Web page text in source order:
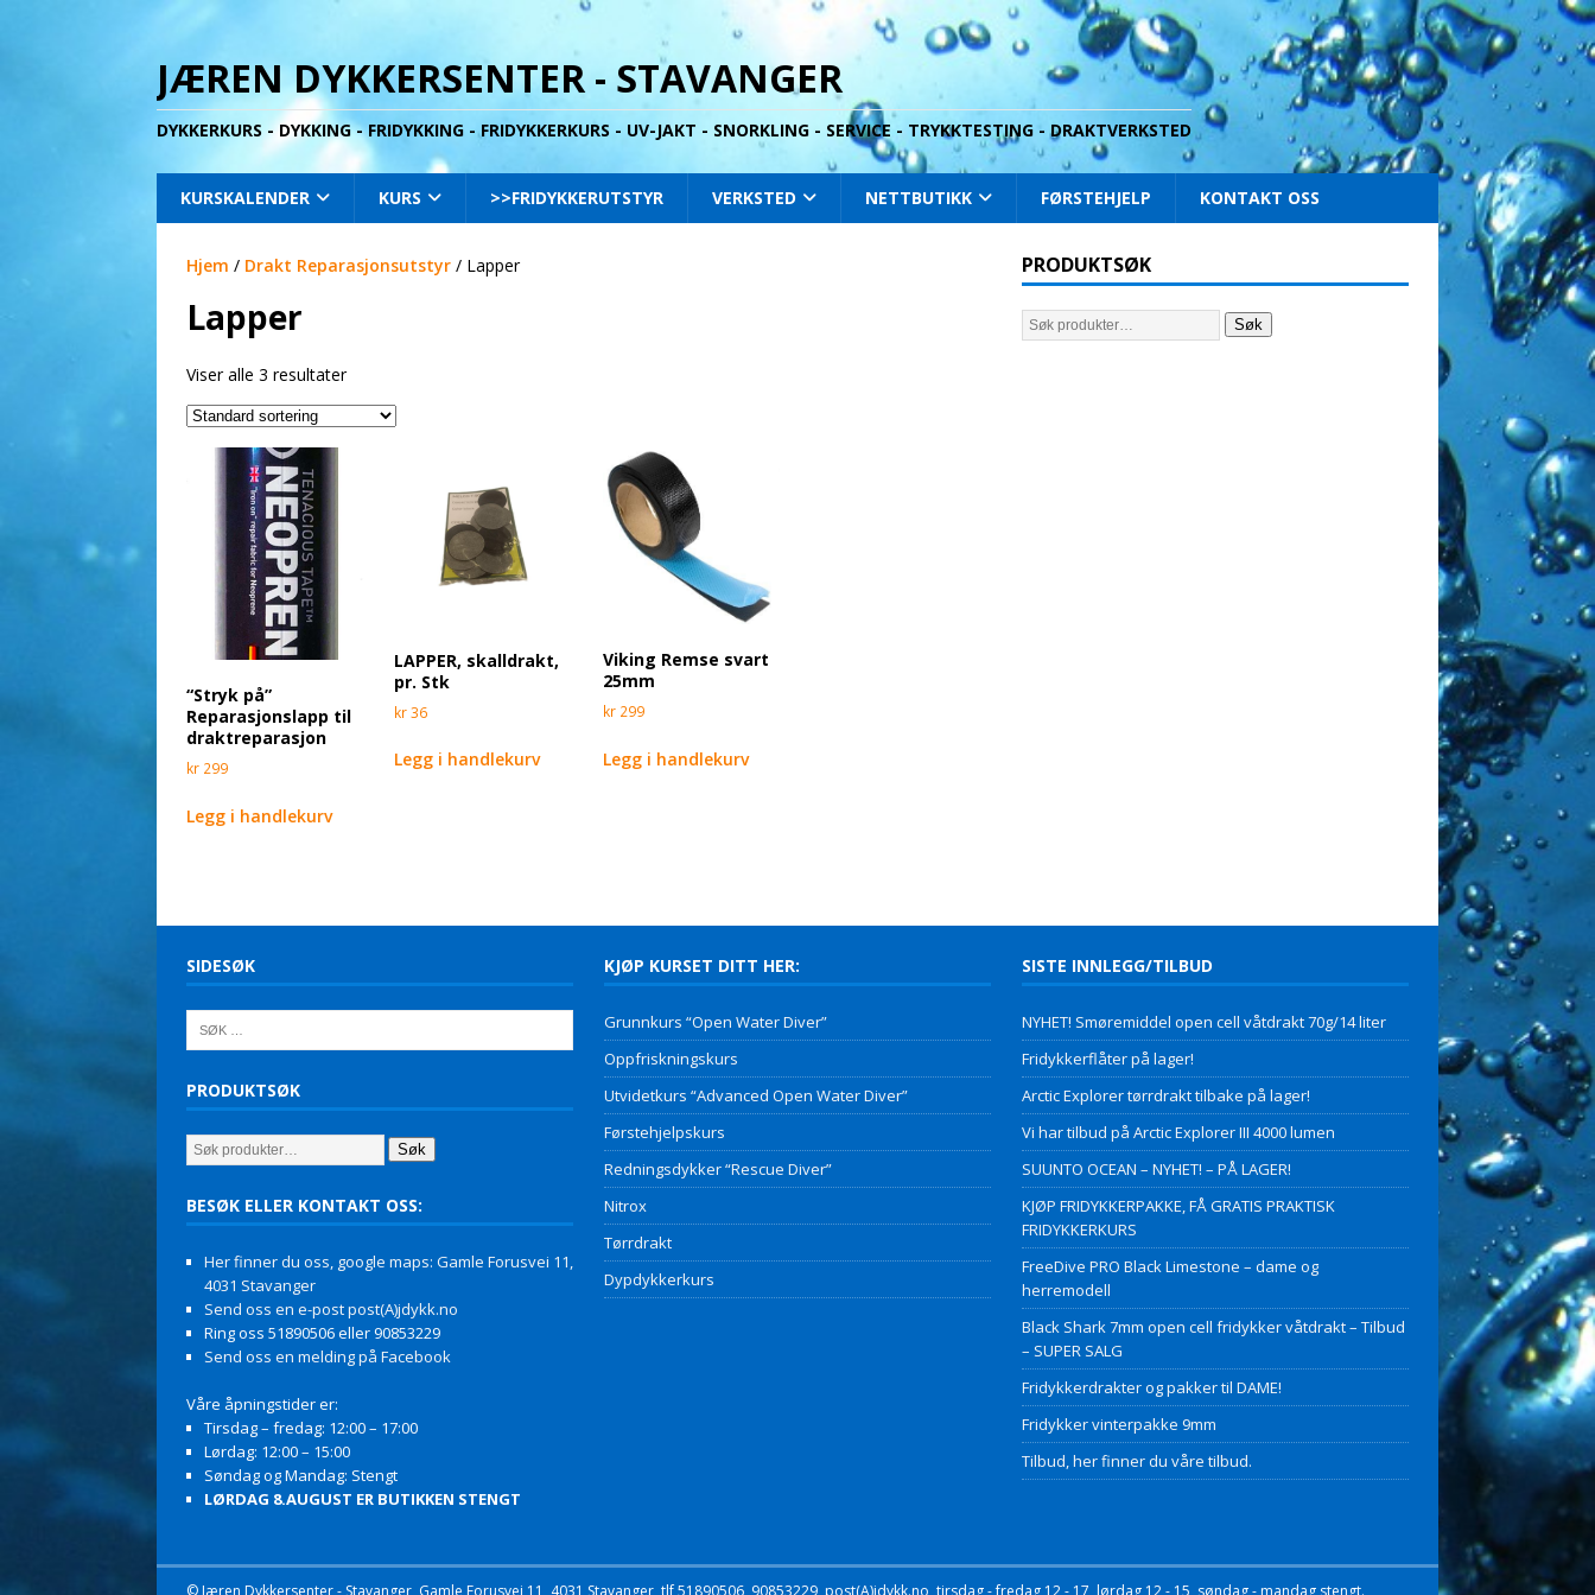
JÆREN DYKKERSENTER - STAVANGER
DYKKERKURS - DYKKING - FRIDYKKING - FRIDYKKERKURS - UV-JAKT - SNORKLING - SERVICE - TRYKKTESTING - DRAKTVERKSTED
KURSKALENDER KURS >>FRIDYKKERUTSTYR VERKSTED NETTBUTIKK FØRSTEHJELP KONTAKT OSS
Hjem / Drakt Reparasjonsutstyr / Lapper
Lapper
Viser alle 3 resultater
“Stryk på”
Reparasjonslapp til
draktreparasjon
kr 299
Legg i handlekurv
LAPPER, skalldrakt,
pr. Stk
kr36
Legg i handlekurv
Viking Remse svart
25mm
kr299
Legg i handlekurv
PRODUKTSØK
Søk
SIDESØK
PRODUKTSØK
Søk
BESØK ELLER KONTAKT OSS:
Her finner du oss, google maps: Gamle Forusvei 11,
4031 Stavanger
Send oss en e-post post(A)jdykk.no
Ring oss 51890506 eller 90853229
Send oss en melding på Facebook
Våre åpningstider er:
Tirsdag – fredag: 12:00 – 17:00
Lørdag: 12:00 – 15:00
Søndag og Mandag: Stengt
LØRDAG 8.AUGUST ER BUTIKKEN STENGT
KJØP KURSET DITT HER:
Grunnkurs “Open Water Diver”
Oppfriskningskurs
Utvidetkurs “Advanced Open Water Diver”
Førstehjelpskurs
Redningsdykker “Rescue Diver”
Nitrox
Tørrdrakt
Dypdykkerkurs
SISTE INNLEGG/TILBUD
NYHET! Smøremiddel open cell våtdrakt 70g/14 liter
Fridykkerflåter på lager!
Arctic Explorer tørrdrakt tilbake på lager!
Vi har tilbud på Arctic Explorer III 4000 lumen
SUUNTO OCEAN – NYHET! – PÅ LAGER!
KJØP FRIDYKKERPAKKE, FÅ GRATIS PRAKTISK
FRIDYKKERKURS
FreeDive PRO Black Limestone – dame og
herremodell
Black Shark 7mm open cell fridykker våtdrakt – Tilbud
– SUPER SALG
Fridykkerdrakter og pakker til DAME!
Fridykker vinterpakke 9mm
Tilbud, her finner du våre tilbud.